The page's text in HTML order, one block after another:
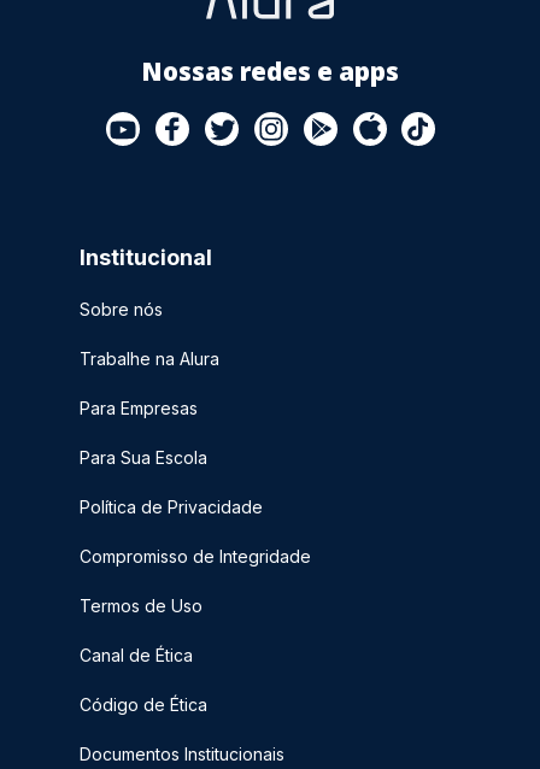
Nossas redes e apps
Institucional
Sobre nós
Trabalhe na Alura
Para Empresas
Para Sua Escola
Política de Privacidade
Compromisso de Integridade
Termos de Uso
Canal de Ética
Código de Ética
Documentos Institucionais